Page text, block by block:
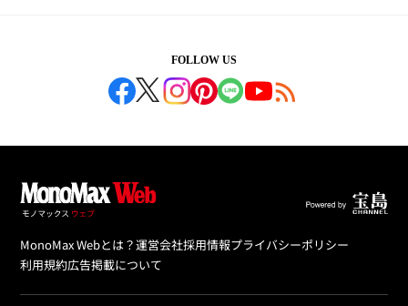
FOLLOW US
MonoMax Webとは？運営会社採用情報プライバシーポリシー
利用規約広告掲載について